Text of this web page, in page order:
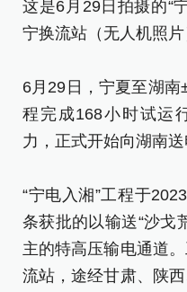
这是6月29日拍摄的“
宁换流站（无人机照片
6月29日，宁夏至湖南
程完成168小时试运
力，正式开始向湖南送
“宁电入湘”工程于
条获批的以输送“沙戈
主的特高压输电通道
流站，途经甘肃、陕